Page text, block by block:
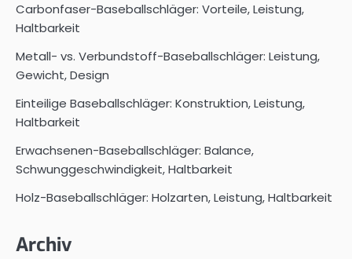
Carbonfaser-Baseballschläger: Vorteile, Leistung,
Haltbarkeit
Metall- vs. Verbundstoff-Baseballschläger: Leistung,
Gewicht, Design
Einteilige Baseballschläger: Konstruktion, Leistung,
Haltbarkeit
Erwachsenen-Baseballschläger: Balance,
Schwunggeschwindigkeit, Haltbarkeit
Holz-Baseballschläger: Holzarten, Leistung, Haltbarkeit
Archiv